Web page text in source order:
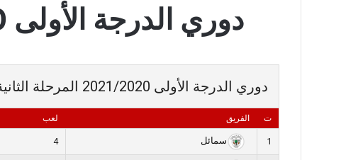
دوري الدرجة الأولى 2021/2020 المرحلة الثانية- مجموعة 2
دوري الدرجة الأولى 2021/2020 المرحلة الثانية- مجموعة 2
ت الفريق لعب
1 سمائل 4